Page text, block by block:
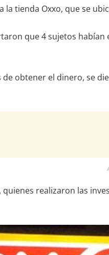
la tienda Oxxo, que se
que 4 sujetos
obtener el dinero, se
realizaron las